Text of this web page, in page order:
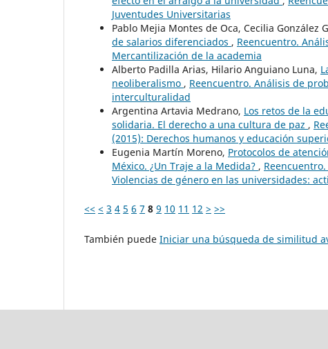
Juventudes Universitarias
Pablo Mejia Montes de Oca, Cecilia González
de salarios diferenciados , Reencuentro.
Mercantilización de la academia
Alberto Padilla Arias, Hilario Anguiano Luna,
neoliberalismo , Reencuentro. Análisis de
interculturalidad
Argentina Artavia Medrano, Los retos de la
solidaria. El derecho a una cultura de paz ,
(2015): Derechos humanos y educación
Eugenia Martín Moreno, Protocolos de
México. ¿Un Traje a la Medida? ,
Violencias de género en las universidades:
<< < 3 4 5 6 7 8 9 10 11 12 > >>
También puede Iniciar una búsqueda de similitud